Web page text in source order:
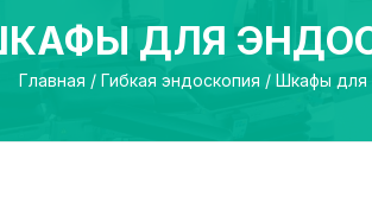
ДЛЯ
Главная / Гибкая эндоскопия / Шкафы для